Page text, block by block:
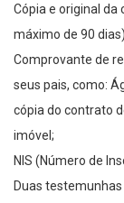
Cópia e original
máximo de 90
Comprovante de
seus pais, como:
cópia do contrato
imóvel;
NIS (Número de
Duas